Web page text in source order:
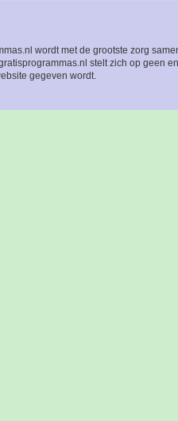
wordt met de grootste zorg
stelt zich op geen
gegeven wordt.